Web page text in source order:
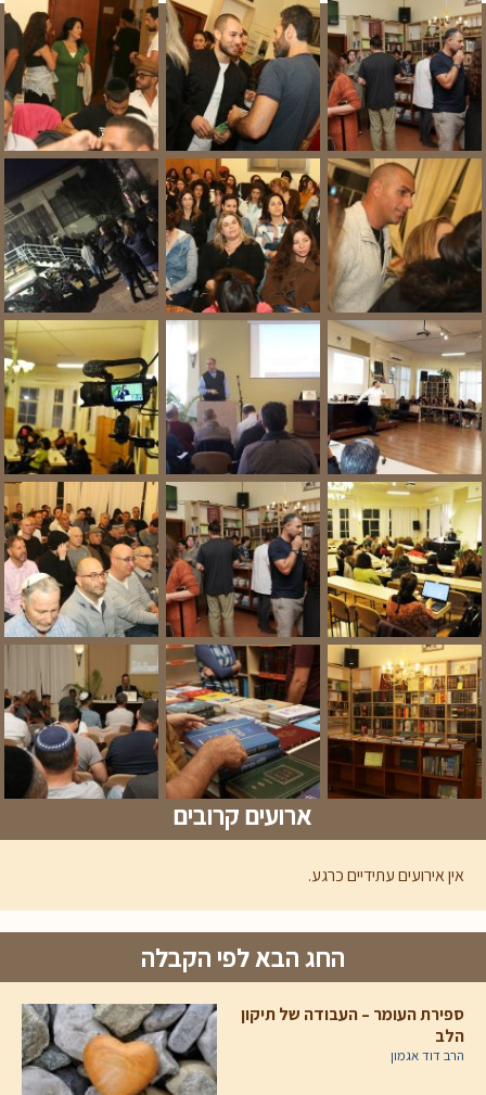
ארועים קרובים
אין אירועים עתידיים כרגע.
החג הבא לפי הקבלה
ספירת העומר – העבודה של תיקון
הלב
הרב דוד אגמון